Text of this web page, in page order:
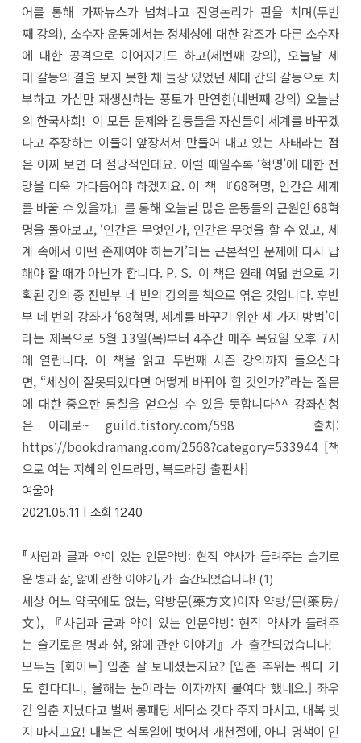
어를 통해 가짜뉴스가 넘쳐나고 진영논리가 판을 치며(두번
째 강의), 소수자 운동에서는 정체성에 대한 강조가 다른 소수자
에 대한 공격으로 이어지기도 하고(세번째 강의), 오늘날 세
대 갈등의 결을 보지 못한 채 늘상 있었던 세대 간의 갈등으로 치
부하고 가십만 재생산하는 풍토가 만연한(네번째 강의) 오늘날
의 한국사회! 이 모든 문제와 갈등들을 자신들이 세계를 바꾸겠
다고 주장하는 이들이 앞장서서 만들어 내고 있는 사태라는 점
은 어찌 보면 더 절망적인데요. 이럴 때일수록 ‘혁명’에 대한 전
망을 더욱 가다듬어야 하겠지요. 이 책 『68혁명, 인간은 세계
를 바꿀 수 있을까』를 통해 오늘날 많은 운동들의 근원인 68혁
명을 돌아보고, ‘인간은 무엇인가, 인간은 무엇을 할 수 있고, 세
계 속에서 어떤 존재여야 하는가’라는 근본적인 문제에 다시 답
해야 할 때가 아닌가 합니다. P. S. 이 책은 원래 여덟 번으로 기
획된 강의 중 전반부 네 번의 강의를 책으로 엮은 것입니다. 후반
부 네 번의 강좌가 ‘68혁명, 세계를 바꾸기 위한 세 가지 방법’이
라는 제목으로 5월 13일(목)부터 4주간 매주 목요일 오후 7시
에 열립니다. 이 책을 읽고 두번째 시즌 강의까지 들으신다
면, “세상이 잘못되었다면 어떻게 바꿔야 할 것인가?”라는 질문
에 대한 중요한 통찰을 얻으실 수 있을 듯합니다^^ 강좌신청
은 아래로~ guild.tistory.com/598 출처:
https://bookdramang.com/2568?category=533944 [책
으로 여는 지혜의 인드라망, 북드라망 출판사]
여울아
2021.05.11 |
조회 1240
『사람과 글과 약이 있는 인문약방: 현직 약사가 들려주는 슬기로
운 병과 삶, 앎에 관한 이야기』가 출간되었습니다! (1)
세상 어느 약국에도 없는, 약방문(藥方文)이자 약방/문(藥房/
文), 『사람과 글과 약이 있는 인문약방: 현직 약사가 들려주
는 슬기로운 병과 삶, 앎에 관한 이야기』가 출간되었습니다!
모두들 [화이트] 입춘 잘 보내셨는지요? [입춘 추위는 꿔다 가
도 한다더니, 올해는 눈이라는 이자까지 붙여다 했네요.] 좌우
간 입춘 지났다고 벌써 롱패딩 세탁소 갖다 주지 마시고, 내복 벗
지 마시고요! 내복은 식목일에 벗어서 개천절에, 아니 명색이 인